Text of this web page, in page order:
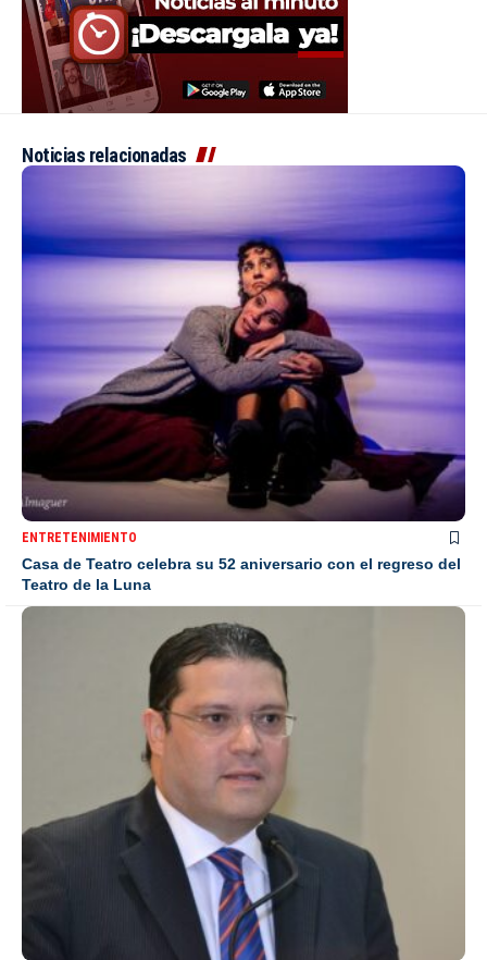
Noticias relacionadas
ENTRETENIMIENTO
Casa de Teatro celebra su 52 aniversario con el regreso del
Teatro de la Luna